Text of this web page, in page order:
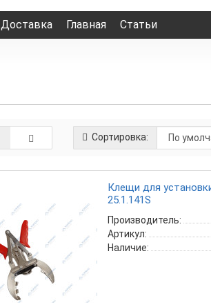
Доставка Главная Статьи
Сортировка:
Клещи для
25.1.141S
Производитель:
Артикул:
Наличие: